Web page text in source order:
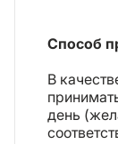
Способ
В
день